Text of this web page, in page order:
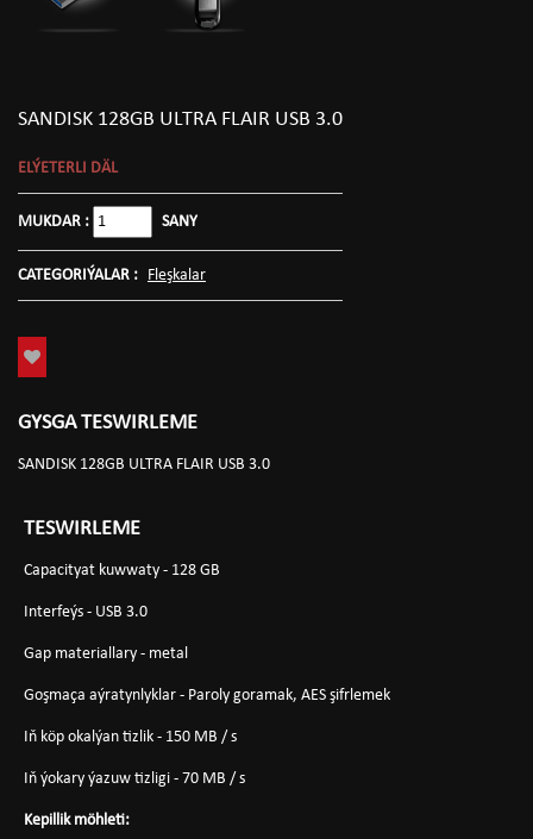
SANDISK 128GB ULTRA FLAIR USB 3.0
ELÝETERLI DÄL
MUKDAR : SANY
CATEGORIÝALAR : Fleşkalar
GYSGA TESWIRLEME
SANDISK 128GB ULTRA FLAIR USB 3.0
TESWIRLEME
Capacityat kuwwaty - 128 GB
Interfeýs - USB 3.0
Gap materiallary - metal
Goşmaça aýratynlyklar - Paroly goramak, AES şifrlemek
Iň köp okalýan tizlik - 150 MB / s
Iň ýokary ýazuw tizligi - 70 MB / s
Kepillik möhleti: